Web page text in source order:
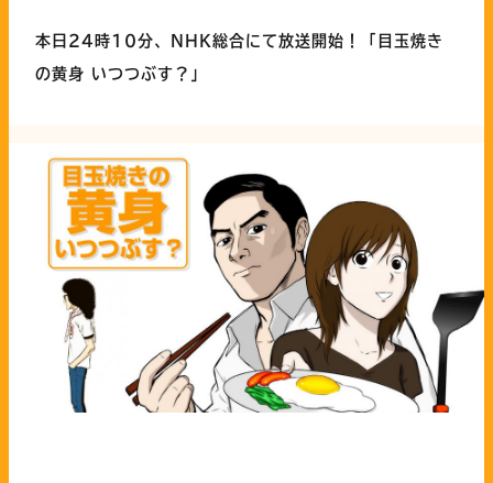
本日24時10分、NHK総合にて放送開始！「目玉焼き
の黄身 いつつぶす？」